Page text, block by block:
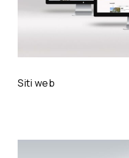
Siti web